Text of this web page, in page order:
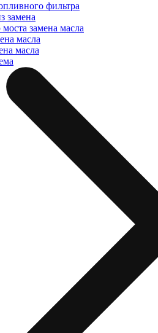
фильтра
замена
замена масла
масла
масла